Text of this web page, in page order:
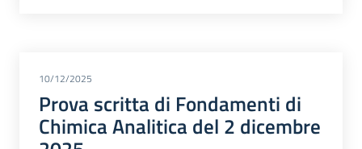
10/12/2025
Prova scritta di Fondamenti di
Chimica Analitica del 2 dicembre